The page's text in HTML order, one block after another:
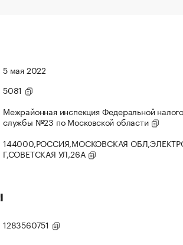
5 мая 2022
5081
Межрайонная инспекция Федеральной
службы №23 по Московской области
144000,РОССИЯ,МОСКОВСКАЯ
Г,СОВЕТСКАЯ УЛ,26А
1283560751